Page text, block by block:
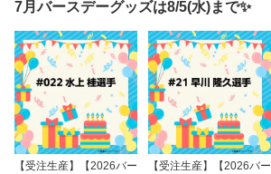
7月バースデーグッズは8/5(水)まで✨
【受注生産】【2026バー
【受注生産】【2026バー